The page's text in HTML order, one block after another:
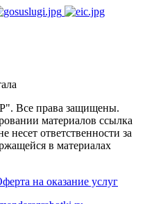
права защищены.
материалов ссылка
несет ответственности за
в материалах
на оказание услуг